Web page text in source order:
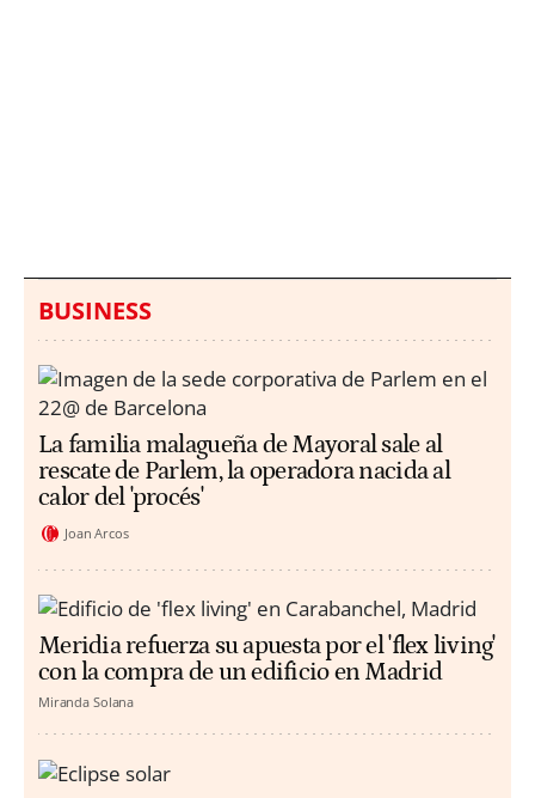
BUSINESS
La familia malagueña de Mayoral sale al
rescate de Parlem, la operadora nacida al
calor del 'procés'
Joan Arcos
Meridia refuerza su apuesta por el 'flex living'
con la compra de un edificio en Madrid
Miranda Solana